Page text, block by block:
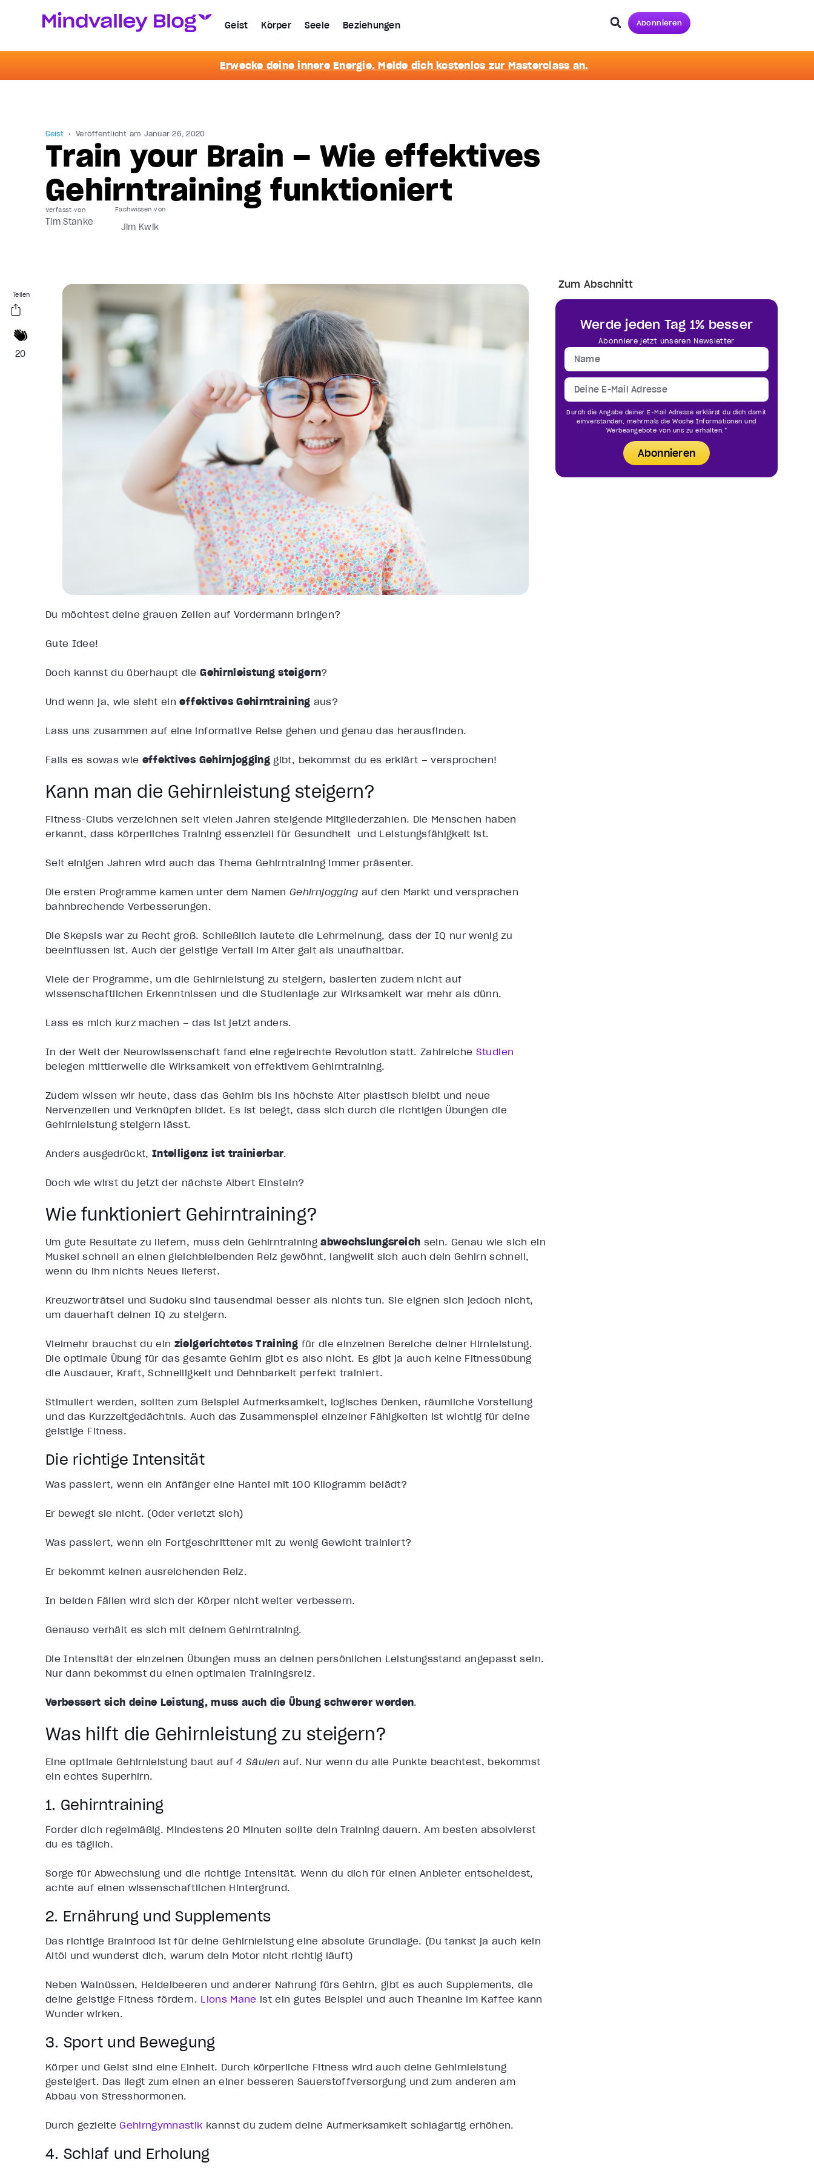
Geist Körper Seele Beziehungen Abonnieren
Erwecke deine innere Energie. Melde dich kostenlos zur Masterclass an.
Geist Veröffentlicht am Januar 26, 2020
Train your Brain – Wie effektives
Gehirntraining funktioniert
Verfasst von
Tim Stanke Jim Kwik
Teilen
20
Du möchtest deine grauen Zellen auf Vordermann bringen?
Gute Idee!
Doch kannst du überhaupt dieGehirnleistung steigern?
Und wenn ja, wie sieht eineffektives Gehirntraining aus?
Lass uns zusammen auf eine informative Reise gehen und genau das herausfinden.
Falls es sowas wie effektives Gehirnjogginggibt, bekommst du es erklärt – versprochen!
Kann man die Gehirnleistung steigern?
Fitness-Clubs verzeichnen seit vielen Jahren steigende Mitgliederzahlen. Die Menschen haben
erkannt, dass körperliches Training essenziell für Gesundheit und Leistungsfähigkeit ist.
Seit einigen Jahren wird auch das Thema Gehirntraining immer präsenter.
Die ersten Programme kamen unter dem NamenGehirnjogging auf den Markt und versprachen
bahnbrechende Verbesserungen.
Die Skepsis war zu Recht groß. Schließlich lautete die Lehrmeinung, dass der IQ nur wenig zu
beeinflussen ist. Auch der geistige Verfall im Alter galt als unaufhaltbar.
Viele der Programme, um die Gehirnleistung zu steigern, basierten zudem nicht auf
wissenschaftlichen Erkenntnissen und die Studienlage zur Wirksamkeit war mehr als dünn.
Lass es mich kurz machen – das ist jetzt anders.
In der Welt der Neurowissenschaft fand eine regelrechte Revolution statt. Zahlreiche Studien
belegen mittlerweile die Wirksamkeit von effektivem Gehirntraining.
Zudem wissen wir heute, dass das Gehirn bis ins höchste Alter plastisch bleibt und neue
Nervenzellen und Verknüpfen bildet. Es ist belegt, dass sich durch die richtigen Übungen die
Gehirnleistung steigern lässt.
Anders ausgedrückt, Intelligenz ist trainierbar.
Doch wie wirst du jetzt der nächste Albert Einstein?
Wie funktioniert Gehirntraining?
Um gute Resultate zu liefern, muss dein Gehirntrainingabwechslungsreich sein. Genau wie sich ein
Muskel schnell an einen gleichbleibenden Reiz gewöhnt, langweilt sich auch dein Gehirn schnell,
wenn du ihm nichts Neues lieferst.
Kreuzworträtsel und Sudoku sind tausendmal besser als nichts tun. Sie eignen sich jedoch nicht,
um dauerhaft deinen IQ zu steigern.
Vielmehr brauchst du ein zielgerichtetes Training für die einzelnen Bereiche deiner Hirnleistung.
Die optimale Übung für das gesamte Gehirn gibt es also nicht. Es gibt ja auch keine Fitnessübung
die Ausdauer, Kraft, Schnelligkeit und Dehnbarkeit perfekt trainiert.
Stimuliert werden, sollten zum Beispiel Aufmerksamkeit, logisches Denken, räumliche Vorstellung
und das Kurzzeitgedächtnis. Auch das Zusammenspiel einzelner Fähigkeiten ist wichtig für deine
geistige Fitness.
Die richtige Intensität
Was passiert, wenn ein Anfänger eine Hantel mit 100 Kilogramm belädt?
Er bewegt sie nicht. (Oder verletzt sich)
Was passiert, wenn ein Fortgeschrittener mit zu wenig Gewicht trainiert?
Er bekommt keinen ausreichenden Reiz.
In beiden Fällen wird sich der Körper nicht weiter verbessern.
Genauso verhält es sich mit deinem Gehirntraining.
Die Intensität der einzelnen Übungen muss an deinen persönlichen Leistungsstand angepasst sein.
Nur dann bekommst du einen optimalen Trainingsreiz.
Verbessert sich deine Leistung, muss auch die Übung schwerer werden.
Was hilft die Gehirnleistung zu steigern?
Eine optimale Gehirnleistung baut auf4 Säulen auf. Nur wenn du alle Punkte beachtest, bekommst
ein echtes Superhirn.
1. Gehirntraining
Forder dich regelmäßig. Mindestens 20 Minuten sollte dein Training dauern. Am besten absolvierst
du es täglich.
Sorge für Abwechslung und die richtige Intensität. Wenn du dich für einen Anbieter entscheidest,
achte auf einen wissenschaftlichen Hintergrund.
2. Ernährung und Supplements
Das richtige Brainfood ist für deine Gehirnleistung eine absolute Grundlage. (Du tankst ja auch kein
Altöl und wunderst dich, warum dein Motor nicht richtig läuft)
Neben Walnüssen, Heidelbeeren und anderer Nahrung fürs Gehirn, gibt es auch Supplements, die
deine geistige Fitness fördern. Lions Mane ist ein gutes Beispiel und auch Theanine im Kaffee kann
Wunder wirken.
3. Sport und Bewegung
Körper und Geist sind eine Einheit. Durch körperliche Fitness wird auch deine Gehirnleistung
gesteigert. Das liegt zum einen an einer besseren Sauerstoffversorgung und zum anderen am
Abbau von Stresshormonen.
Durch gezielteGehirngymnastik kannst du zudem deine Aufmerksamkeit schlagartig erhöhen.
4. Schlaf und Erholung
Zum Abschnitt
Werde jeden Tag 1% besser
Abonniere jetzt unseren Newsletter
Durch die Angabe deiner E-Mail Adresse erklärst du dich damit
einverstanden, mehrmals die Woche Informationen und
Werbeangebote von uns zu erhalten.*
Abonnieren